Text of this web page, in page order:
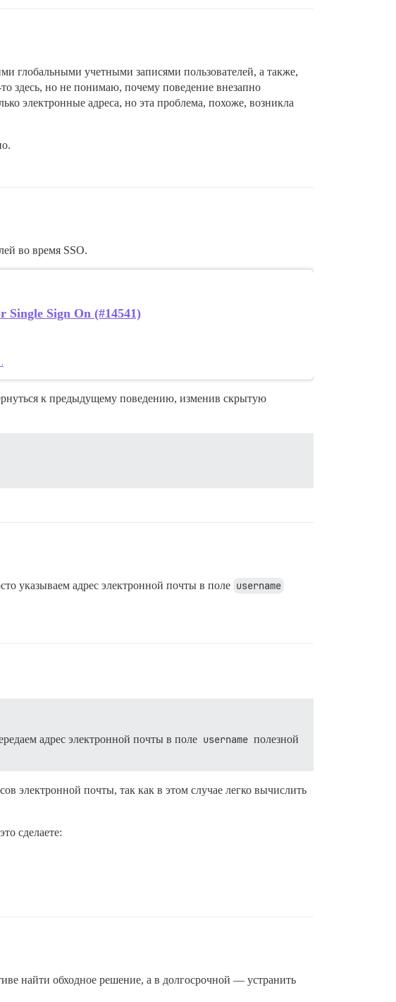
глобальными учетными записями пользователей, а также,
здесь, но не понимаю, почему поведение внезапно
электронные адреса, но эта проблема, похоже, возникла
во время SSO.
Single Sign On (#14541)
к предыдущему поведению, изменив скрытую
указываем адрес электронной почты в поле username
адрес электронной почты в поле username полезной
электронной почты, так как в этом случае легко вычислить
сделаете:
найти обходное решение, а в долгосрочной — устранить